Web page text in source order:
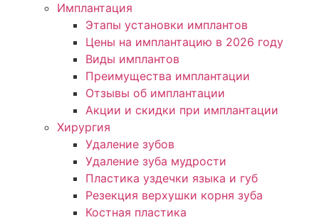
Имплантация
Этапы установки имплантов
Цены на имплантацию в 2026 году
Виды имплантов
Преимущества имплантации
Отзывы об имплантации
Акции и скидки при имплантации
Хирургия
Удаление зубов
Удаление зуба мудрости
Пластика уздечки языка и губ
Резекция верхушки корня зуба
Костная пластика